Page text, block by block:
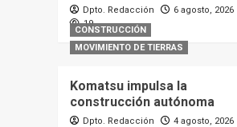
Dpto. Redacción
6 agosto, 2026
19
CONSTRUCCIÓN
MOVIMIENTO DE TIERRAS
Komatsu impulsa la
construcción autónoma
Dpto. Redacción
4 agosto, 2026